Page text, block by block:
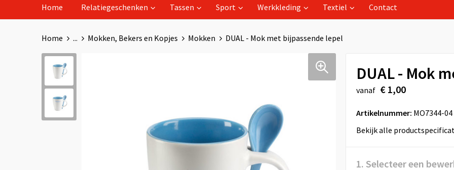
Home Relatiegeschenken Tassen Sport Werkkleding Textiel Contact
Home ... Mokken, Bekers en Kopjes Mokken DUAL - Mok met bijpassende lepel
DUAL - Mok
vanaf € 1,00
Artikelnummer: MO7344-04
Bekijk alle
1. Selecteer een